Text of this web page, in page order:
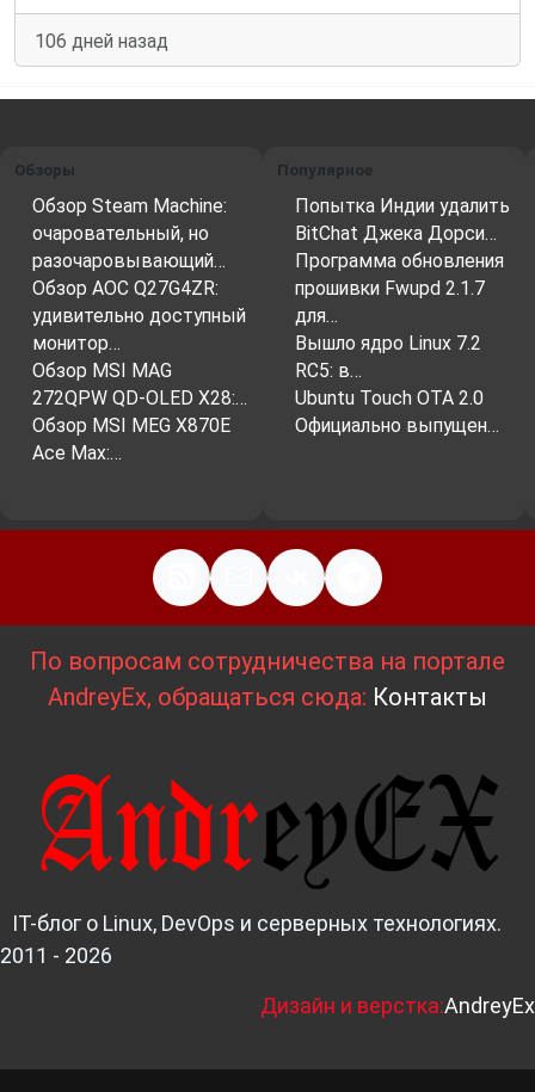
106 дней назад
Обзоры
Обзор Steam Machine:
очаровательный, но
разочаровывающий…
Обзор AOC Q27G4ZR:
удивительно доступный
монитор…
Обзор MSI MAG
272QPW QD-OLED X28:…
Обзор MSI MEG X870E
Ace Max:…
Популярное
Попытка Индии удалить
BitChat Джека Дорси…
Программа обновления
прошивки Fwupd 2.1.7
для…
Вышло ядро ​​Linux 7.2
RC5: в…
Ubuntu Touch OTA 2.0
Официально выпущен…
По вопросам сотрудничества на портале
AndreyEx, обращаться сюда: Контакты
IT-блог о Linux, DevOps и серверных технологиях.
2011 - 2026
Дизайн и верстка:AndreyEx